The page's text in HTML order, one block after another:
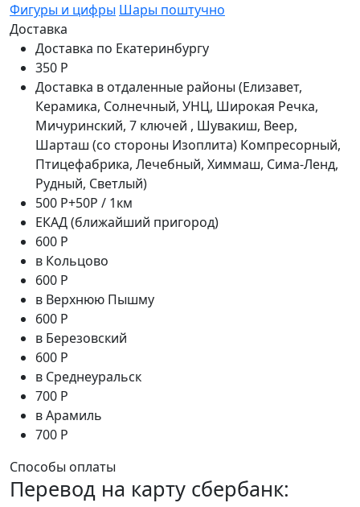
Фигуры и цифры Шары поштучно
Доставка
Доставка по Екатеринбургу
350 Р
Доставка в отдаленные районы (Елизавет,
Керамика, Солнечный, УНЦ, Широкая Речка,
Мичуринский, 7 ключей , Шувакиш, Веер,
Шарташ (со стороны Изоплита) Компресорный,
Птицефабрика, Лечебный, Химмаш, Сима-Ленд,
Рудный, Светлый)
500 Р+50Р / 1км
ЕКАД (ближайший пригород)
600 Р
в Кольцово
600 Р
в Верхнюю Пышму
600 Р
в Березовский
600 Р
в Среднеуральск
700 Р
в Арамиль
700 Р
Способы оплаты
Перевод на карту сбербанк: